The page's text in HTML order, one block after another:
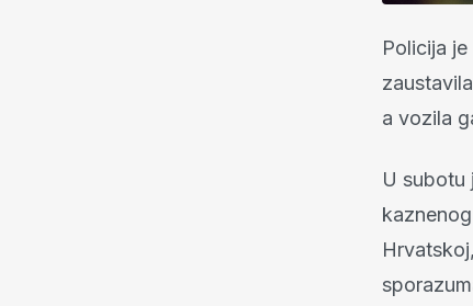
Policija
a vozila
U subotu